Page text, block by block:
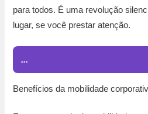
para todos. É uma revolução
lugar, se você prestar atenção.
...
Benefícios da mobilidade